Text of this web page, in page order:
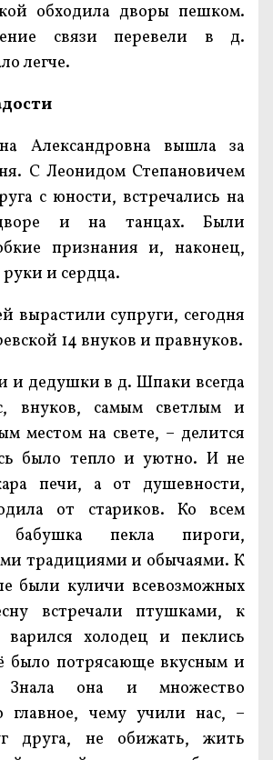
обходила дворы пешком.
связи перевели в д.
легче.
Александровна вышла за
С Леонидом Степановичем
с юности, встречались на
и на танцах. Были
признания и, наконец,
и сердца.
вырастили супруги, сегодня
14 внуков и правнуков.
и дедушки в д. Шпаки всегда
внуков, самым светлым и
местом на свете, – делится
было тепло и уютно. И не
печи, а от душевности,
от стариков. Ко всем
бабушка пекла пироги,
традициями и обычаями. К
были куличи всевозможных
встречали птушками, к
холодец и пеклись
было потрясающе вкусным и
Знала она и множество
главное, чему учили нас, –
друга, не обижать, жить